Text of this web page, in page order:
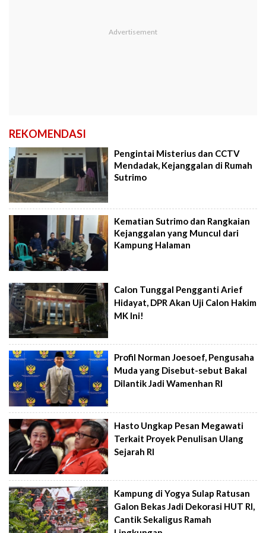
REKOMENDASI
Pengintai Misterius dan CCTV
Mendadak, Kejanggalan di Rumah
Sutrimo
Kematian Sutrimo dan Rangkaian
Kejanggalan yang Muncul dari
Kampung Halaman
Calon Tunggal Pengganti Arief
Hidayat, DPR Akan Uji Calon Hakim
MK Ini!
Profil Norman Joesoef, Pengusaha
Muda yang Disebut-sebut Bakal
Dilantik Jadi Wamenhan RI
Hasto Ungkap Pesan Megawati
Terkait Proyek Penulisan Ulang
Sejarah RI
Kampung di Yogya Sulap Ratusan
Galon Bekas Jadi Dekorasi HUT RI,
Cantik Sekaligus Ramah